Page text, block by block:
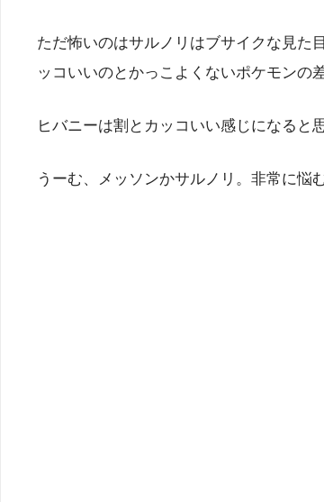
ただ怖いのはサルノリはブサイクな見た
ッコいいのとかっこよくないポケモンの
ヒバニーは割とカッコいい感じになると
うーむ、メッソンかサルノリ。非常に悩